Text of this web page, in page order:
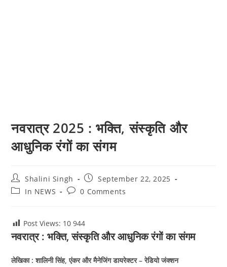
नवरात्र 2025 : भक्ति, संस्कृति और
आधुनिक रंगों का संगम
Post
author:
Shalini Singh
Post
published:
September 22, 2025
PostIn NEWS
Post0 Comments
Post Views: 10 944
नवरात्र : भक्ति, संस्कृति और आधुनिक रंगों का संगम
लेखिका : शालिनी सिंह, एंकर और मैनेजिंग डायरेक्टर – रेडियो जंक्शन